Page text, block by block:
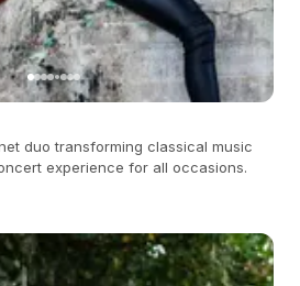
duo transforming classical music
experience for all occasions.